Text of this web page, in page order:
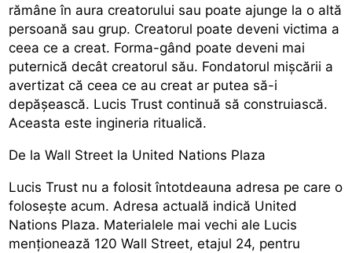
rămâne în aura creatorului sau poate ajunge la o altă
persoană sau grup. Creatorul poate deveni victima a
ceea ce a creat. Forma-gând poate deveni mai
puternică decât creatorul său. Fondatorul mișcării a
avertizat că ceea ce au creat ar putea să-i
depășească. Lucis Trust continuă să construiască.
Aceasta este ingineria ritualică.
De la Wall Street la United Nations Plaza
Lucis Trust nu a folosit întotdeauna adresa pe care o
folosește acum. Adresa actuală indică United
Nations Plaza. Materialele mai vechi ale Lucis
menționează 120 Wall Street, etajul 24, pentru